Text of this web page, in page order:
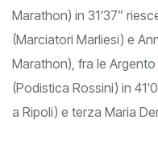
Marathon) in 31'37”
(Marciatori Marliesi) e
Marathon), fra le
(Podistica Rossini) in
a Ripoli) e terza Maria